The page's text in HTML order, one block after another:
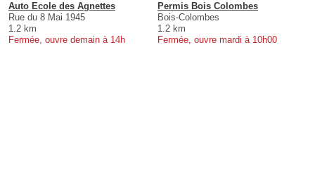
Auto Ecole des Agnettes
Rue du 8 Mai 1945
1.2 km
Fermée, ouvre demain à 14h
Permis Bois Colombes
Bois-Colombes
1.2 km
Fermée, ouvre mardi à 10h00